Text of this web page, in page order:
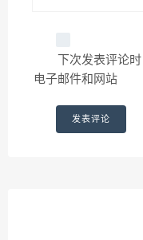
下次发表评论
电子邮件和网站